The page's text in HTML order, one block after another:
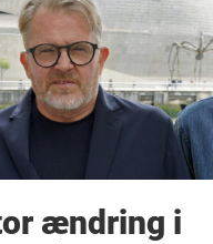
ændring i